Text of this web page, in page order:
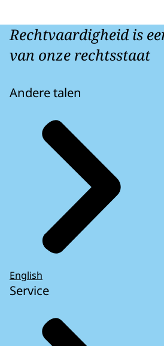
Rechtvaardigheid is
van onze rechtsstaat
Andere talen
English
Service